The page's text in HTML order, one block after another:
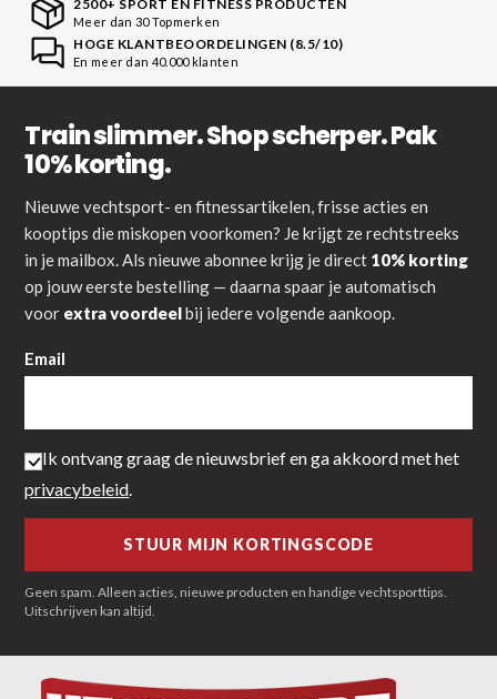
2500+ SPORT EN FITNESS PRODUCTEN
Meer dan 30 Topmerken
HOGE KLANTBEOORDELINGEN (8.5/10)
En meer dan 40.000 klanten
Train slimmer. Shop scherper. Pak
10% korting.
Nieuwe vechtsport- en fitnessartikelen, frisse acties en
kooptips die miskopen voorkomen? Je krijgt ze rechtstreeks
in je mailbox. Als nieuwe abonnee krijg je direct 10% korting
op jouw eerste bestelling — daarna spaar je automatisch
voor extra voordeelbij iedere volgende aankoop.
Email
Ik ontvang graag de nieuwsbrief en ga akkoord met het
privacybeleid
Geen spam. Alleen acties, nieuwe producten en handige vechtsporttips.
Uitschrijven kan altijd.